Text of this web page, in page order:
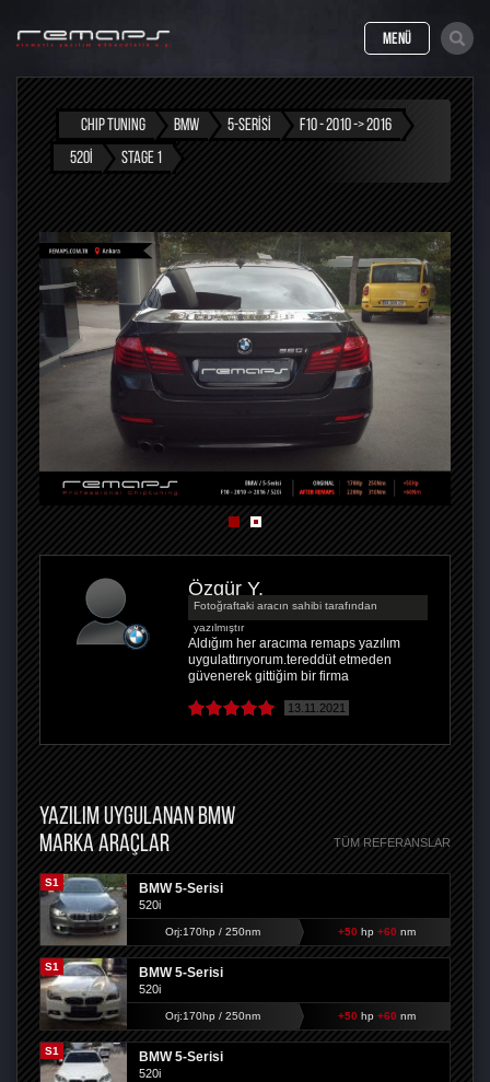
MENÜ
CHIP TUNING BMW 5-SERISI
F10 - 2010 -> 2016
520I
STAGE 1
Özgür Y.
Fotoğraftaki aracın sahibi tarafından
yazılmıştır
Aldığım her aracıma remaps yazılım
uygulattırıyorum.tereddüt etmeden
güvenerek gittiğim bir firma
13.11.2021
YAZILIM UYGULANAN BMW
MARKA ARAÇLAR
TÜM REFERANSLAR
S1 BMW 5-Serisi
520i
Orj:170hp / 250nm +50 hp +60 nm
S1 BMW 5-Serisi
520i
Orj:170hp / 250nm +50 hp +60 nm
S1 BMW 5-Serisi
520i